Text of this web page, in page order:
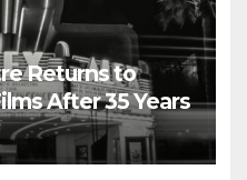
Returns to
After 35 Years